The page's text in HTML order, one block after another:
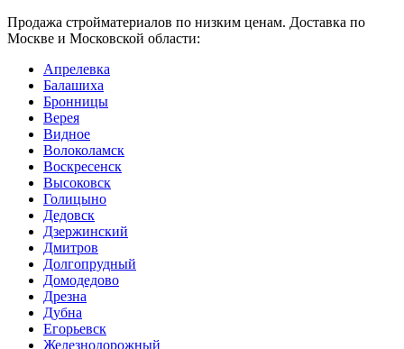
Продажа стройматериалов по низким ценам. Доставка по
Москве и Московской области:
Апрелевка
Балашиха
Бронницы
Верея
Видное
Волоколамск
Воскресенск
Высоковск
Голицыно
Дедовск
Дзержинский
Дмитров
Долгопрудный
Домодедово
Дрезна
Дубна
Егорьевск
Железнодорожный